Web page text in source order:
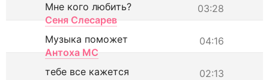
03:28
Мне кого любить?
Сеня Слесарев
04:16
Музыка поможет
Антоха МС
02:13
тебе все кажется